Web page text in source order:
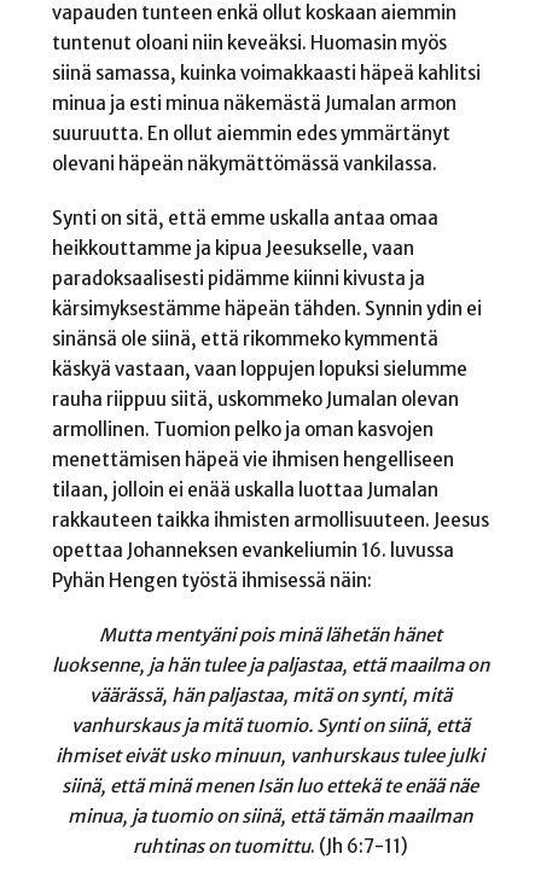
vapauden tunteen enkä ollut koskaan aiemmin
tuntenut oloani niin keveäksi. Huomasin myös
siinä samassa, kuinka voimakkaasti häpeä kahlitsi
minua ja esti minua näkemästä Jumalan armon
suuruutta. En ollut aiemmin edes ymmärtänyt
olevani häpeän näkymättömässä vankilassa.
Synti on sitä, että emme uskalla antaa omaa
heikkouttamme ja kipua Jeesukselle, vaan
paradoksaalisesti pidämme kiinni kivusta ja
kärsimyksestämme häpeän tähden. Synnin ydin ei
sinänsä ole siinä, että rikommeko kymmentä
käskyä vastaan, vaan loppujen lopuksi sielumme
rauha riippuu siitä, uskommeko Jumalan olevan
armollinen. Tuomion pelko ja oman kasvojen
menettämisen häpeä vie ihmisen hengelliseen
tilaan, jolloin ei enää uskalla luottaa Jumalan
rakkauteen taikka ihmisten armollisuuteen. Jeesus
opettaa Johanneksen evankeliumin 16. luvussa
Pyhän Hengen työstä ihmisessä näin:
Mutta mentyäni pois minä lähetän hänet
luoksenne, ja hän tulee ja paljastaa, ettämaailma on
väärässä, hän paljastaa, mitäon synti, mitä
vanhurskaus ja mitä tuomio. Synti on siinä, että
ihmiset eivät uskominuun, vanhurskaus tulee julki
siinä, ettäminä menen Isän luo ettekä te enää näe
minua, ja tuomio on siinä, että tämänmaailman
ruhtinas on tuomittu. (Jh 6:7-11)